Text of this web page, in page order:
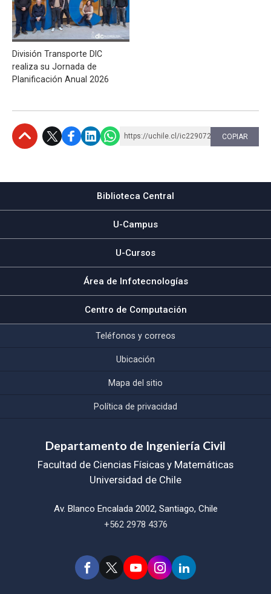
División Transporte DIC
realiza su Jornada de
Planificación Anual 2026
https://uchile.cl/ic229072 COPIAR
Biblioteca Central
U-Campus
U-Cursos
Área de Infotecnologías
Centro de Computación
Teléfonos y correos
Ubicación
Mapa del sitio
Política de privacidad
Departamento de Ingeniería Civil
Facultad de Ciencias Físicas y Matemáticas
Universidad de Chile
Av. Blanco Encalada 2002, Santiago, Chile
+562 2978 4376